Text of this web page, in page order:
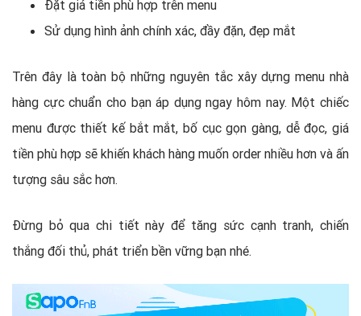
Đặt giá tiền phù hợp trên menu
Sử dụng hình ảnh chính xác, đầy đặn, đẹp mắt
Trên đây là toàn bộ những nguyên tắc xây dựng menu nhà
hàng cực chuẩn cho bạn áp dụng ngay hôm nay. Một chiếc
menu được thiết kế bắt mắt, bố cục gọn gàng, dễ đọc, giá
tiền phù hợp sẽ khiến khách hàng muốn order nhiều hơn và ấn
tượng sâu sắc hơn.
Đừng bỏ qua chi tiết này để tăng sức cạnh tranh, chiến
thắng đối thủ, phát triển bền vững bạn nhé.